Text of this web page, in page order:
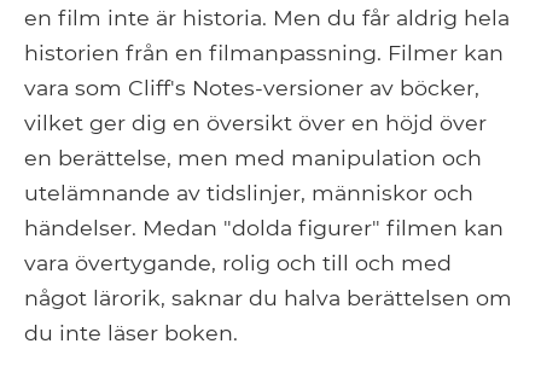
en film inte är historia. Men du får aldrig hela
historien från en filmanpassning. Filmer kan
vara som Cliff's Notes-versioner av böcker,
vilket ger dig en översikt över en höjd över
en berättelse, men med manipulation och
utelämnande av tidslinjer, människor och
händelser. Medan "dolda figurer" filmen kan
vara övertygande, rolig och till och med
något lärorik, saknar du halva berättelsen om
du inte läser boken.